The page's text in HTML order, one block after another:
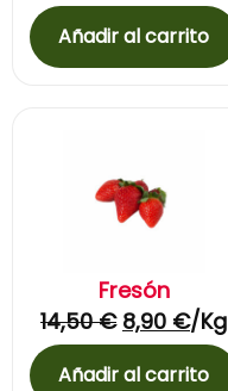
Añadir al carrito
Fresón
14,50€ 8,90 €/Kg
Añadir al carrito